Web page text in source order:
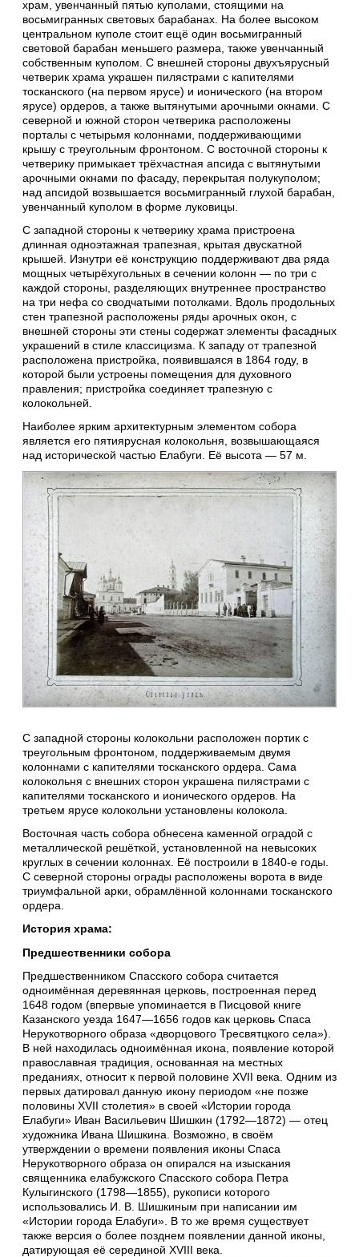
храм, увенчанный пятью куполами, стоящими на
восьмигранных световых барабанах. На более высоком
центральном куполе стоит ещё один восьмигранный
световой барабан меньшего размера, также увенчанный
собственным куполом. С внешней стороны двухъярусный
четверик храма украшен пилястрами с капителями
тосканского (на первом ярусе) и ионического (на втором
ярусе) ордеров, а также вытянутыми арочными окнами. С
северной и южной сторон четверика расположены
порталы с четырьмя колоннами, поддерживающими
крышу с треугольным фронтоном. С восточной стороны к
четверику примыкает трёхчастная апсида с вытянутыми
арочными окнами по фасаду, перекрытая полукуполом;
над апсидой возвышается восьмигранный глухой барабан,
увенчанный куполом в форме луковицы.
С западной стороны к четверику храма пристроена
длинная одноэтажная трапезная, крытая двускатной
крышей. Изнутри её конструкцию поддерживают два ряда
мощных четырёхугольных в сечении колонн — по три с
каждой стороны, разделяющих внутреннее пространство
на три нефа со сводчатыми потолками. Вдоль продольных
стен трапезной расположены ряды арочных окон, с
внешней стороны эти стены содержат элементы фасадных
украшений в стиле классицизма. К западу от трапезной
расположена пристройка, появившаяся в 1864 году, в
которой были устроены помещения для духовного
правления; пристройка соединяет трапезную с
колокольней.
Наиболее ярким архитектурным элементом собора
является его пятиярусная колокольня, возвышающаяся
над исторической частью Елабуги. Её высота — 57 м.
С западной стороны колокольни расположен портик с
треугольным фронтоном, поддерживаемым двумя
колоннами с капителями тосканского ордера. Сама
колокольня с внешних сторон украшена пилястрами с
капителями тосканского и ионического ордеров. На
третьем ярусе колокольни установлены колокола.
Восточная часть собора обнесена каменной оградой с
металлической решёткой, установленной на невысоких
круглых в сечении колоннах. Её построили в 1840-е годы.
С северной стороны ограды расположены ворота в виде
триумфальной арки, обрамлённой колоннами тосканского
ордера.
История храма:
Предшественники собора
Предшественником Спасского собора считается
одноимённая деревянная церковь, построенная перед
1648 годом (впервые упоминается в Писцовой книге
Казанского уезда 1647—1656 годов как церковь Спаса
Нерукотворного образа «дворцового Тресвятцкого села»).
В ней находилась одноимённая икона, появление которой
православная традиция, основанная на местных
преданиях, относит к первой половине XVII века. Одним из
первых датировал данную икону периодом «не позже
половины XVII столетия» в своей «Истории города
Елабуги» Иван Васильевич Шишкин (1792—1872) — отец
художника Ивана Шишкина. Возможно, в своём
утверждении о времени появления иконы Спаса
Нерукотворного образа он опирался на изыскания
священника елабужского Спасского собора Петра
Кулыгинского (1798—1855), рукописи которого
использовались И. В. Шишкиным при написании им
«Истории города Елабуги». В то же время существует
также версия о более позднем появлении данной иконы,
датирующая её серединой XVIII века.